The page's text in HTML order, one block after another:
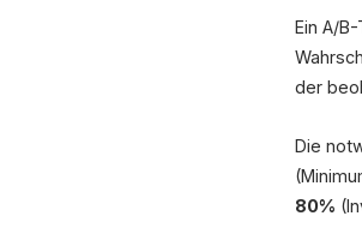
Ein A/
der
Die
80%